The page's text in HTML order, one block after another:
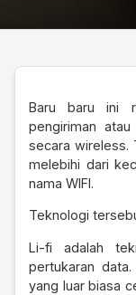
Baru baru ini
pengiriman
secara wireless.
melebihi dari
nama WIFI.
Teknologi
Li-fi adalah
pertukaran
yang luar biasa